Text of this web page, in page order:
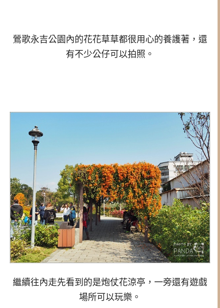
鶯歌永吉公園內的花花草草都很用心的養護著， 還
有不少公仔可以拍照。
繼續往內走先看到的是炮仗花涼亭， 一旁還有遊戲
場所可以玩樂。